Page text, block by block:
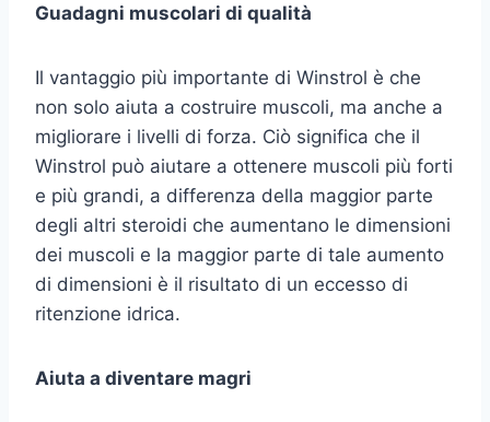
Guadagni muscolari di qualità
Il vantaggio più importante di Winstrol è che
non solo aiuta a costruire muscoli, ma anche a
migliorare i livelli di forza. Ciò significa che il
Winstrol può aiutare a ottenere muscoli più forti
e più grandi, a differenza della maggior parte
degli altri steroidi che aumentano le dimensioni
dei muscoli e la maggior parte di tale aumento
di dimensioni è il risultato di un eccesso di
ritenzione idrica.
Aiuta a diventare magri